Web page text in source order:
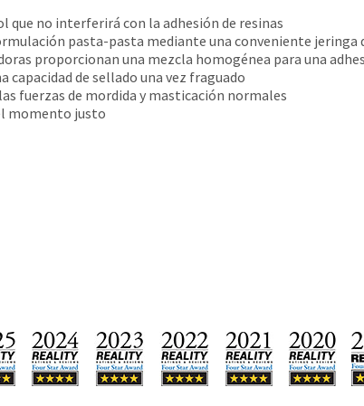
que no interferirá con la adhesión de resinas
pasta-pasta mediante una conveniente jeringa
proporcionan una mezcla homogénea para una
capacidad de sellado una vez fraguado
fuerzas de mordida y masticación normales
momento justo